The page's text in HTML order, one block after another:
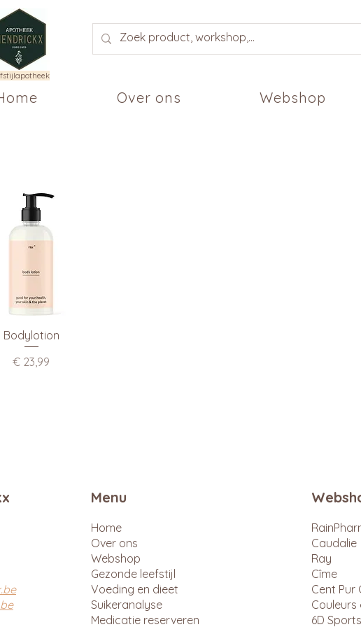
Over ons Webshop
Bodylotion
Prijs
€ 23,99
Menu
Home
Over ons
Webshop
Gezonde leefstijl
Voeding en dieet
Suikeranalyse
Medicatie reserveren
Caudalie
Ray
Cîme
Cent Pur
Couleurs
6D